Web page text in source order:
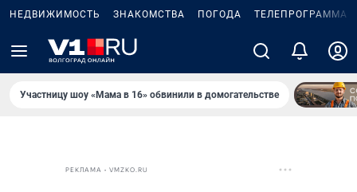
НЕДВИЖИМОСТЬ ЗНАКОМСТВА ПОГОДА ТЕЛЕПРОГРАММА
Участницу шоу «Мама в 16» обвинили в домогательстве
РЕКЛАМА • VMZKO.RU